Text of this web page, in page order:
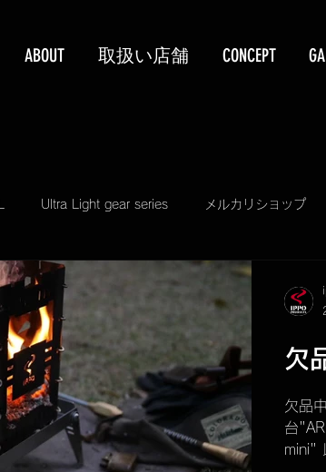
ABOUT 取扱い店舗 CONCEPT
Ultra Light gear series メルカリショップ
LV390
報 SALE プレゼント ECO STAND
dead stock 商品発送について
欠
欠品
台
mini"